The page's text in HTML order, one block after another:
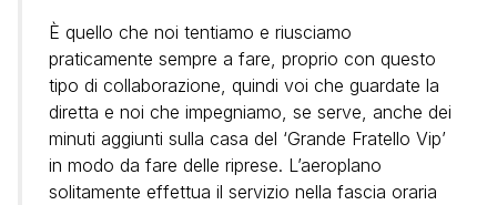
È quello che noi tentiamo e riusciamo
praticamente sempre a fare, proprio con questo
tipo di collaborazione, quindi voi che guardate la
diretta e noi che impegniamo, se serve, anche dei
minuti aggiunti sulla casa del ‘Grande Fratello Vip’
in modo da fare delle riprese. L’aeroplano
solitamente effettua il servizio nella fascia oraria